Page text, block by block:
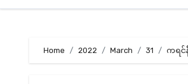
Home 2022 March 31 ကရင်